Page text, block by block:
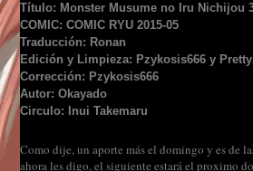
Título: Monster Musume no Iru Nichijou
COMIC: COMIC RYU 2015-05
Traducción: Ronan
Edición y Limpieza: Pzykosis666 y
Corrección: Pzykosis666
Autor: Okayado
Circulo: Inui Takemaru
Como dije, un aporte más el domingo y es de
ahora les digo, el siguiente estará el proximo